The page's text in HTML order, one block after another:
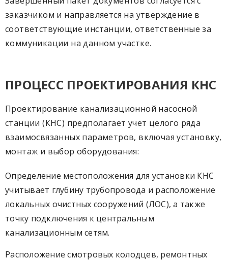
заказчиком и направляется на утверждение в
соответствующие инстанции, ответственные за
коммуникации на данном участке.
ПРОЦЕСС ПРОЕКТИРОВАНИЯ КНС
Проектирование канализационной насосной
станции (КНС) предполагает учет целого ряда
взаимосвязанных параметров, включая установку,
монтаж и выбор оборудования:
Определение местоположения для установки КНС
учитывает глубину трубопровода и расположение
локальных очистных сооружений (ЛОС), а также
точку подключения к центральным
канализационным сетям.
Расположение смотровых колодцев, ремонтных